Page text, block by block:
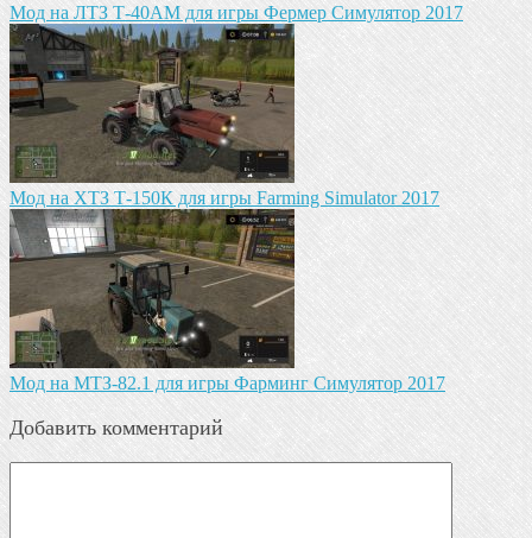
Мод на ЛТЗ Т-40АМ для игры Фермер Симулятор 2017
Мод на ХТЗ Т-150К для игры Farming Simulator 2017
Мод на МТЗ-82.1 для игры Фарминг Симулятор 2017
Добавить комментарий